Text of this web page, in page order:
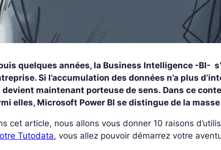
quelques années, la Business Intelligence -BI-
Si l’accumulation des données n’a plus
devient maintenant porteuse de sens. Dans ce
elles, Microsoft Power BI se distingue de la
cet article, nous allons vous donner 10 raisons
Tutodata, vous allez pouvoir démarrez votre